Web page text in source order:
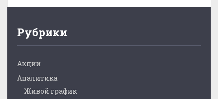
Рубрики
Акции
Аналитика
Живой график